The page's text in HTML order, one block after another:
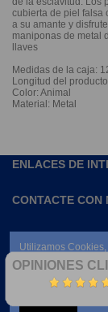
cubierta de piel falsa
a su amante y
maniponas de metal
llaves
Medidas de la caja:
Longitud del
Color: Animal
Material: Metal
ENLACES DE
CONTACTE CON
OPINIONES
Utilizamos
uso.
Leer